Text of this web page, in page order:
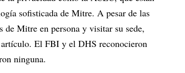
sofisticada de Mitre. A pesar de las
Mitre en persona y visitar su sede,
El FBI y el DHS reconocieron
ninguna.